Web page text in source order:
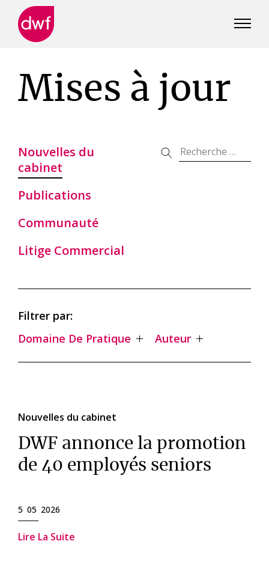
Mises à jour
Nouvelles du
cabinet
Publications
Communauté
Litige Commercial
Filtrer par:
Domaine De Pratique
Auteur
Nouvelles du cabinet
DWF annonce la promotion
de 40 employés seniors
5 05 2026
Lire La Suite